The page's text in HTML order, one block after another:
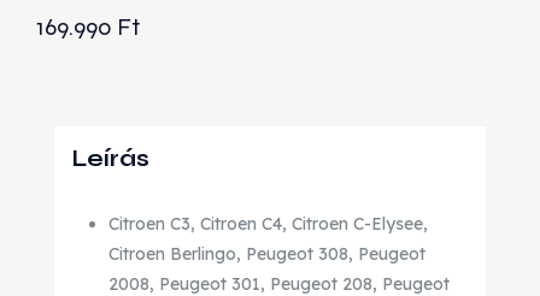
169.990 Ft
Leírás
Citroen C3, Citroen C4, Citroen C-Elysee,
Citroen Berlingo, Peugeot 308, Peugeot
2008, Peugeot 301, Peugeot 208, Peugeot